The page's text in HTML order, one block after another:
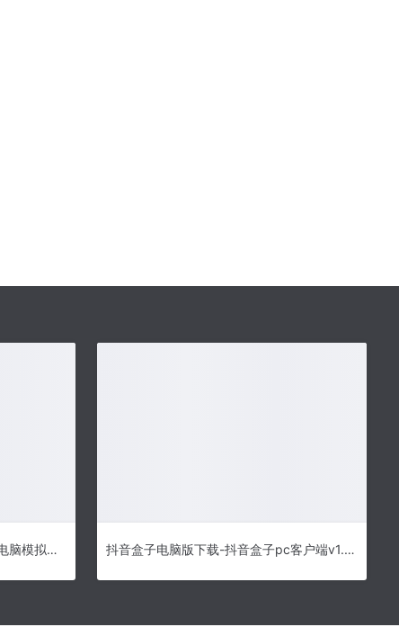
和平精英模拟器版下载-和平精英电脑模拟器v1.1.16 官方版 抖音盒子电脑版下载-抖音盒子pc客户端v1.3.0 最新版